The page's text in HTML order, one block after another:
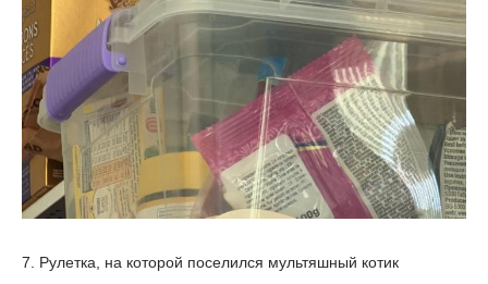
7. Рулетка, на которой поселился мультяшный котик